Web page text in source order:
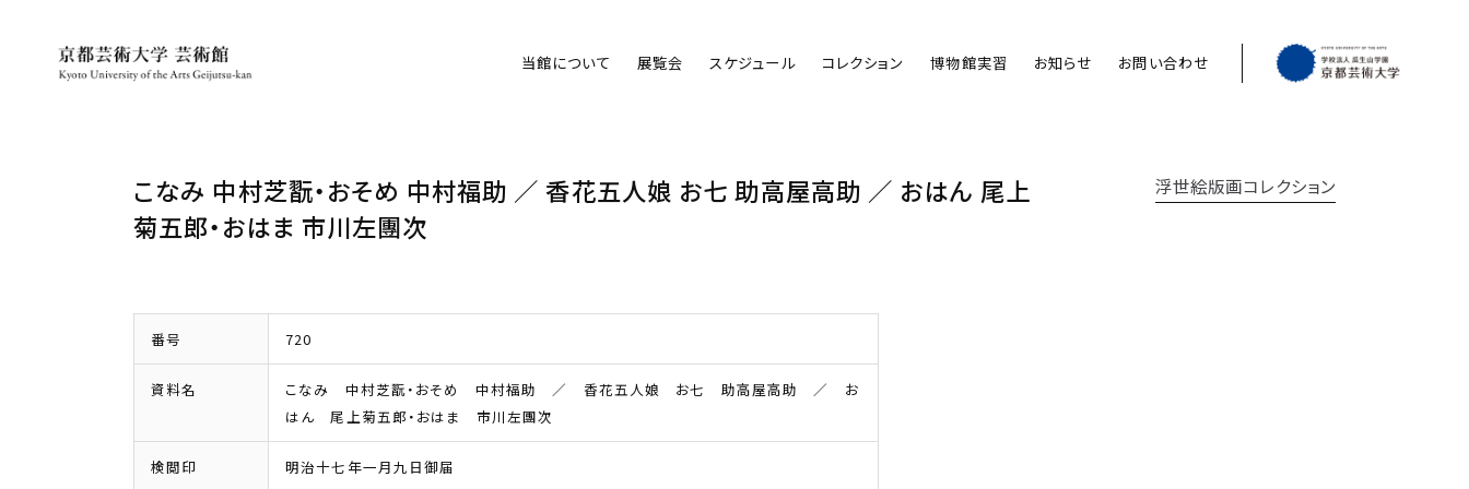
当館について 展覧会 スケジュール コレクション 博物館実習 お知らせ お問い合わせ
こなみ 中村芝翫・おそめ 中村福助 ／ 香花五人娘 お七 助高屋高助 ／ おはん 尾上
菊五郎・おはま 市川左團次
浮世絵版画コレクション
番号 720
資料名
こなみ 中村芝翫・おそめ 中村福助 ／ 香花五人娘 お七 助高屋高助 ／ お
はん 尾上菊五郎・おはま 市川左團次
検閲印 明治十七年一月九日御届